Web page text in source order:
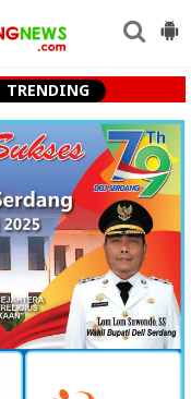
TRENDING